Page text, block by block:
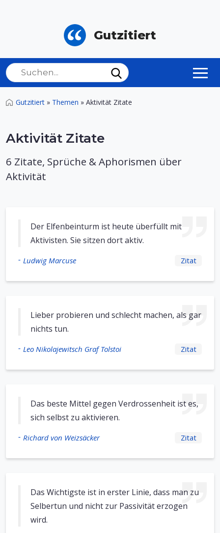
Gutzitiert
Gutzitiert » Themen » Aktivität Zitate
Aktivität Zitate
6 Zitate, Sprüche & Aphorismen über
Aktivität
Der Elfenbeinturm ist heute überfüllt mit
Aktivisten. Sie sitzen dort aktiv.
- Ludwig Marcuse Zitat
Lieber probieren und schlecht machen, als gar
nichts tun.
- Leo Nikolajewitsch Graf Tolstoi Zitat
Das beste Mittel gegen Verdrossenheit ist es,
sich selbst zu aktivieren.
- Richard von Weizsäcker Zitat
Das Wichtigste ist in erster Linie, dass man zu
Selbertun und nicht zur Passivität erzogen
wird.